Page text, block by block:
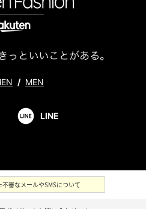
/ MEN
LINE
不審なメールやSMSについて